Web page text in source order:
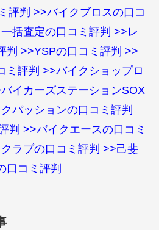
評判 >>バイクブロスの口コ
括査定の口コミ評判 >>レ
判 >>YSPの口コミ評判 >>
ミ評判 >>バイクショップロ
イカーズステーションSOX
パッションの口コミ評判
判 >>バイクエースの口コミ
ラブの口コミ評判 >>己斐
口コミ評判